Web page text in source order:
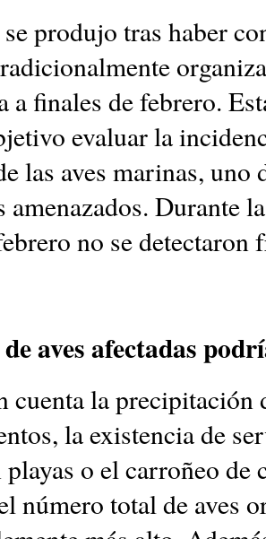
produjo tras haber
a finales de febrero.
evaluar la
las aves marinas, uno
amenazados. Durante
no se
aves afectadas
cuenta la precipitación
la existencia de
o el carroñeo de
número total de aves